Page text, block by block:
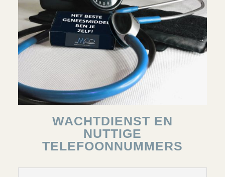
WACHTDIENST EN
NUTTIGE
TELEFOONNUMMERS